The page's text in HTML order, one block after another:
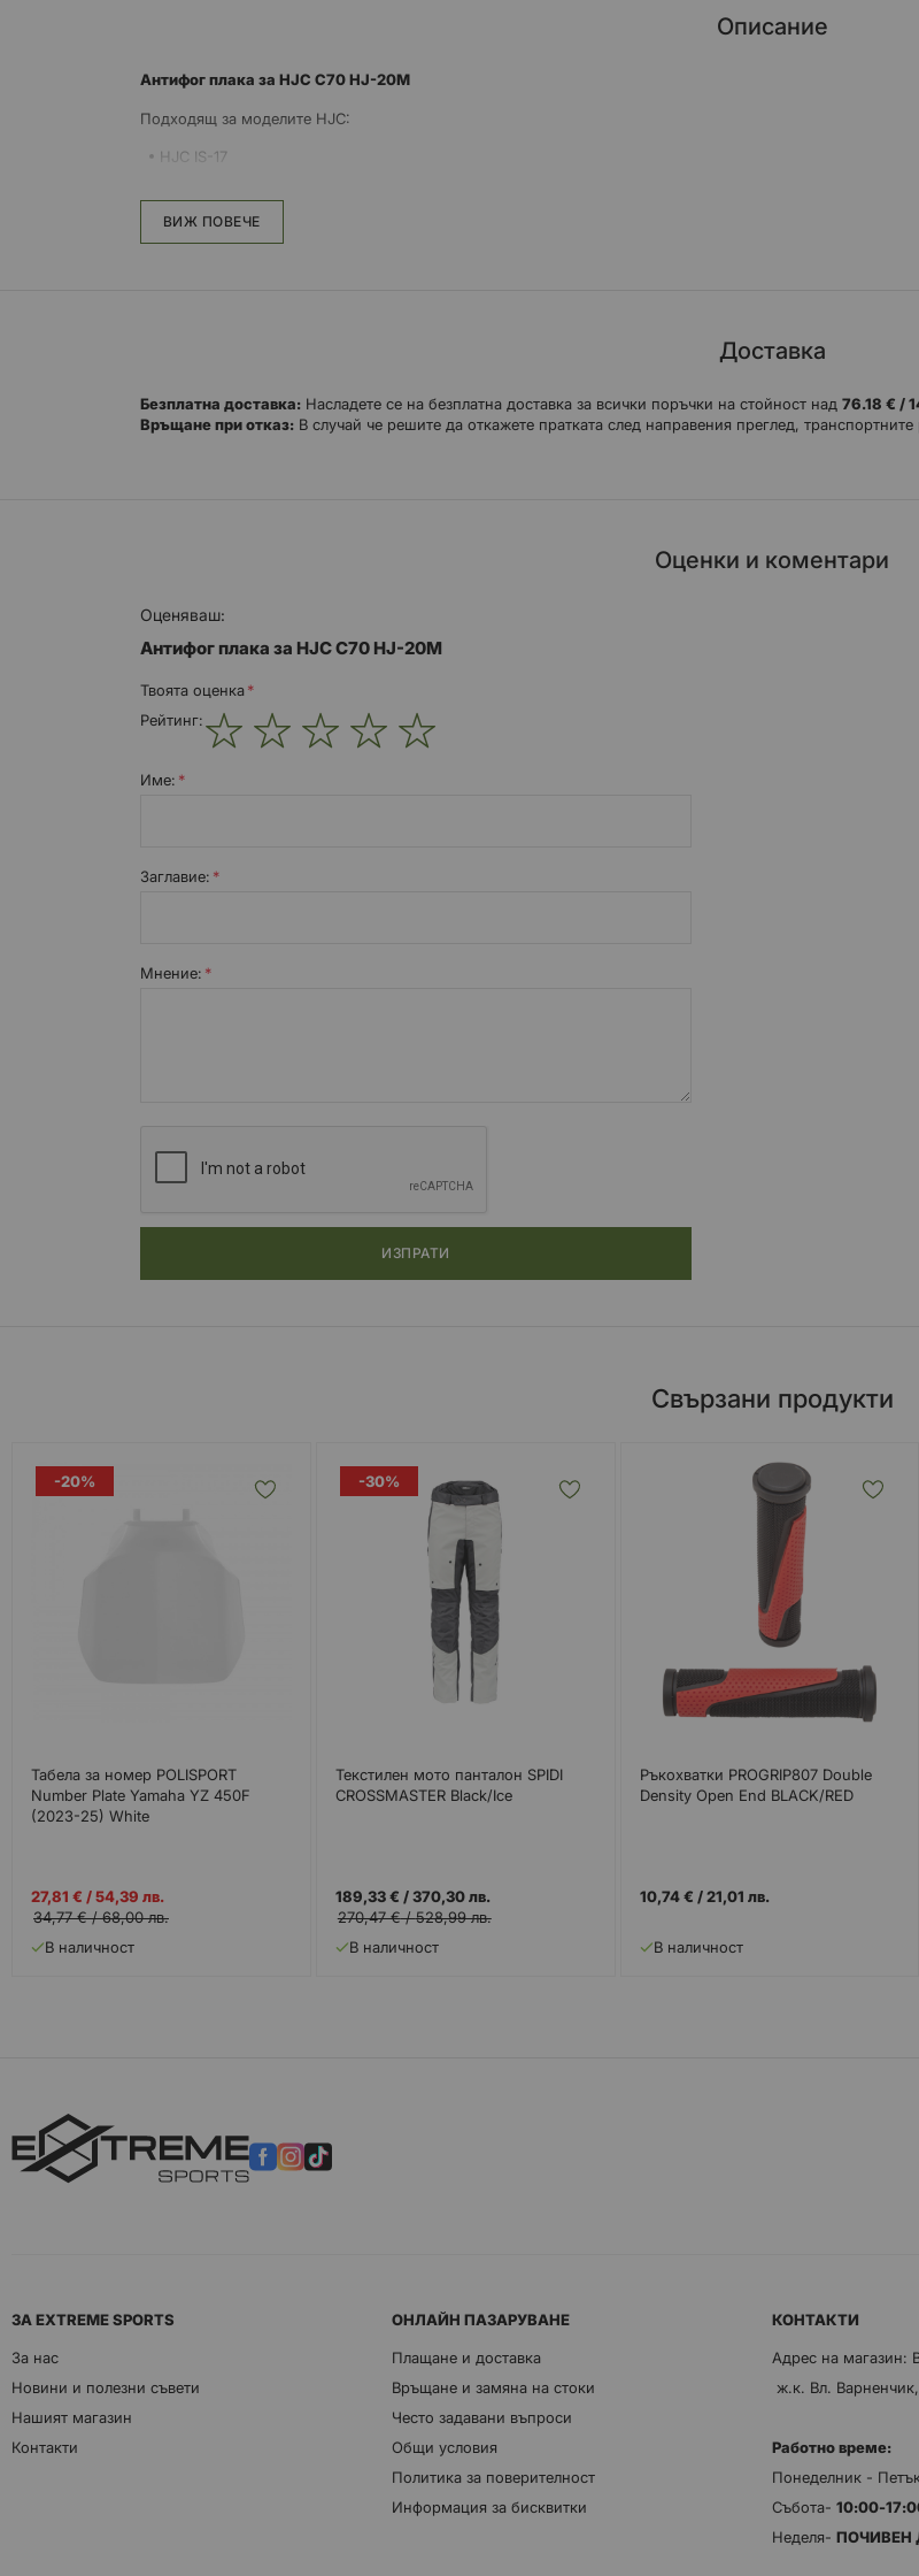
Описание
Антифог плака за HJC C70 HJ-20M
Подходящ за моделите HJC:
HJC IS-17
HJC FG-17
HJC FG-ST
ВИЖ ПОВЕЧЕ
Доставка
Безплатна доставка: Насладете се на безплатна доставка за всички поръчки на стойност над 76.18 € /
Връщане при отказ: В случай че решите да откажете пратката след направения преглед,
Оценки и коментари
Оценяваш:
Антифог плака за HJC C70 HJ-20M
Твоята оценка
Рейтинг:
Име:
Заглавиe:
Мнение:
ИЗПРАТИ
Свързани продукти
-20%
Табела за номер POLISPORT
Number Plate Yamaha YZ 450F
(2023-25) White
Промо
цена
27,81 € /54,39 лв.
34,77 €/68,00 лв.
В наличност
-30%
Текстилен мото панталон SPIDI
CROSSMASTER Black/Ice
189,33 € /370,30 лв.
270,47 €/528,99 лв.
В наличност
Ръкохватки PROGRIP807 Double
Density Open End BLACK/RED
10,74 € /21,01 лв.
В наличност
ЗА EXTREME SPORTS
За нас
Новини и полезни съвети
Нашият магазин
Контакти
ОНЛАЙН ПАЗАРУВАНЕ
Плащане и доставка
Връщане и замяна на стоки
Често задавани въпроси
Общи условия
Политика за поверителност
Информация за бисквитки
КОНТАКТИ
Адрес на магазин:
ж.к. Вл.
Работно време:
Понеделник -
Събота- 10:00-
Неделя- ПОЧИВЕН